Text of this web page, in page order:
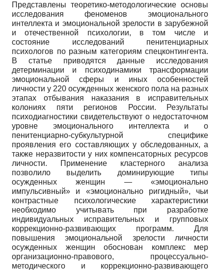
Представлены теоретико-методологические основы
исследования феноменов эмоционального
интеллекта и эмоциональной зрелости в зарубежной
и отечественной психологии, в том числе и
состояние исследований пенитенциарных
психологов по разным категориям спецконтингента.
В статье приводятся данные исследования
детерминации и психодинамики трансформации
эмоциональной сферы и иных особенностей
личности у 220 осужденных женского пола на разных
этапах отбывания наказания в исправительных
колониях пяти регионов России. Результаты
психодиагностики свидетельствуют о недостаточном
уровне эмоционального интеллекта и о
пенитенциарно-субкультурной специфике
проявления его составляющих у обследованных, а
также неразвитости у них компенсаторных ресурсов
личности. Применение кластерного анализа
позволило выделить доминирующие типы
осужденных женщин — «эмоционально
импульсивный» и «эмоционально ригидный», чьи
контрастные психологические характеристики
необходимо учитывать при разработке
индивидуальных исправительных и групповых
коррекционно-развивающих программ. Для
повышения эмоциональной зрелости личности
осужденных женщин обоснован комплекс мер
организационно-правового, процессуально-
методического и коррекционно-развивающего